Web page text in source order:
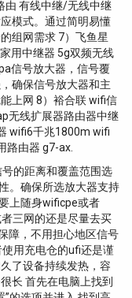
由 有线中继/无线中继
模式。通过简明易懂
组网需求 7）飞鱼星
用中继器 5g双频无线
信号放大器，信号覆
确保信号放大器和主
上网 8）裕合联 wifi信
无线扩展器路由器中继
wifi6千兆1800m wifi
路由器 g7-ax.
的距离和覆盖范围选
。确保所选放大器支持
上随身wificpe或者
三网的还是尽量去买
障，不用担心地区信号
用充电仓的ufi还是谨
了设备持续发热，容
长 首先在电脑上找到